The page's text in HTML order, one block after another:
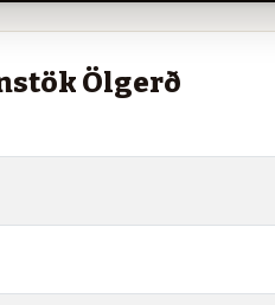
Ölgerð